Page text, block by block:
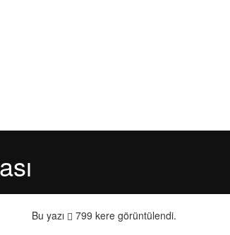
Bu yazı 799 kere görüntülendi.